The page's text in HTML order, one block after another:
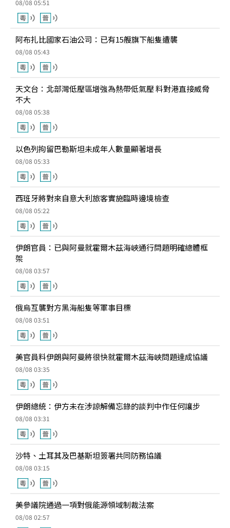
08/08 05:51
阿布扎比國家石油公司：已有15艘旗下船隻遭襲
08/08 05:43
天文台：北部灣低壓區增強為熱帶低氣壓 料對港直接威脅
不大
08/08 05:38
以色列拘留巴勒斯坦未成年人數量顯著增長
08/08 05:33
西班牙將對來自意大利旅客實施臨時邊境檢查
08/08 05:22
伊朗官員：已與阿曼就霍爾木茲海峽通行問題明確總體框
架
08/08 03:57
俄烏互襲對方黑海船隻等軍事目標
08/08 03:51
美官員料伊朗與阿曼將很快就霍爾木茲海峽問題達成協議
08/08 03:35
伊朗總統：伊方未在涉諒解備忘錄的談判中作任何讓步
08/08 03:31
沙特、土耳其及巴基斯坦簽署共同防務協議
08/08 03:15
美參議院通過一項對俄能源領域制裁法案
08/08 02:57